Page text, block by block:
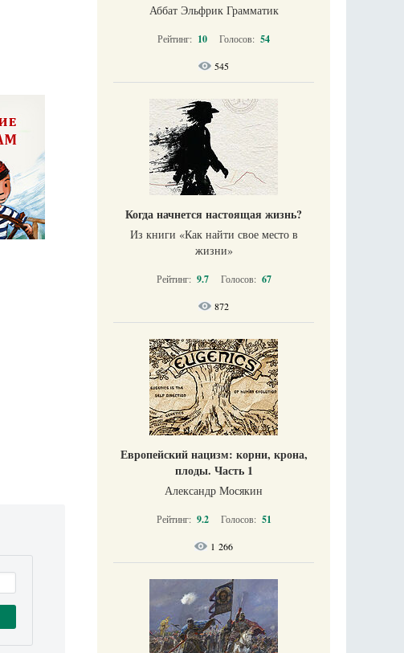
Аббат Эльфрик Грамматик
Рейтинг: 10 Голосов: 54
545
Когда начнется настоящая жизнь?
Из книги «Как найти свое место в
жизни​»
Рейтинг: 9.7 Голосов: 67
872
Европейский нацизм: корни, крона,
плоды. Часть 1
Александр Мосякин
Рейтинг: 9.2 Голосов: 51
1 266